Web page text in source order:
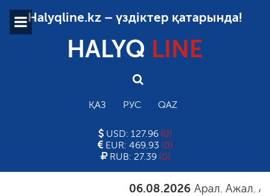
Halyqline.kz – үздіктер қатарында!
HALYQ LINE
ҚАЗ РУС QAZ
USD: 127.96 (0)
EUR: 469.93 (0)
RUB: 27.39 (0)
06.08.2026 Арал. Ажал. Айғақ